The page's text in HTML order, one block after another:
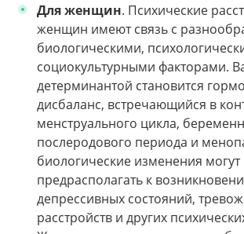
Для женщин. Психические
женщин имеют связь с
биологическими,
социокультурными факторами.
детерминантой становится
дисбаланс, встречающийся в
менструального цикла,
послеродового периода и
биологические изменения могут
предрасполагать к
депрессивных состояний,
расстройств и других